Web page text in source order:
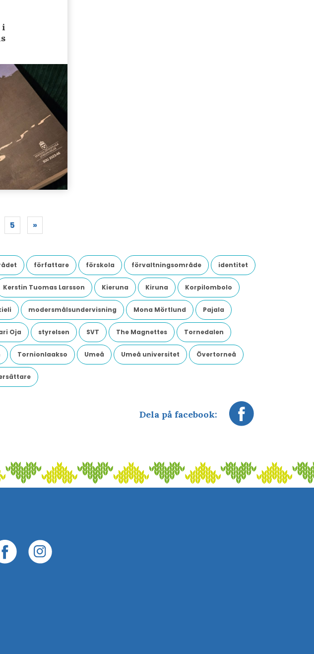
i
5 »
författare förskola förvaltningsområde identitet
Kerstin Tuomas Larsson Kieruna Kiruna Korpilombolo
modersmålsundervisning Mona Mörtlund Pajala
Oja styrelsen SVT The Magnettes Tornedalen
Tornionlaakso Umeå Umeå universitet Övertorneå
Dela på facebook: